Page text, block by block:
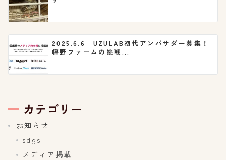
2025.6.6 UZULAB初代アンバサダー募集！
幡野ファームの挑戦...
カテゴリー
お知らせ
sdgs
メディア掲載